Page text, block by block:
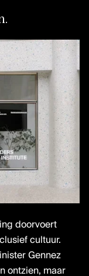
doorvoert
cultuur.
Gennez
ontzien, maar